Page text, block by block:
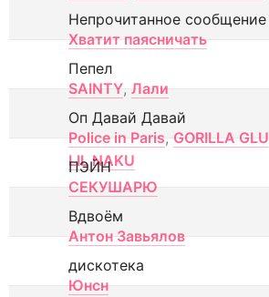
Непрочитанное сообщение
Хватит паясничать
Пепел
SAINTY, Лали
Оп Давай Давай
Police in Paris, GORILLA GLU
LIL NAKU
ПЭЙН
СЕКУШАРЮ
Вдвоём
Антон Завьялов
дискотека
Юнсн